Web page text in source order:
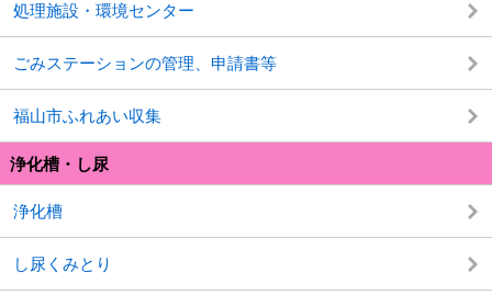
処理施設・環境センター
ごみステーションの管理、申請書等
福山市ふれあい収集
浄化槽・し尿
浄化槽
し尿くみとり